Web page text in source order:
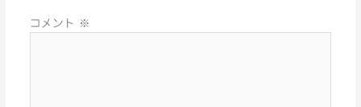
コメント ※